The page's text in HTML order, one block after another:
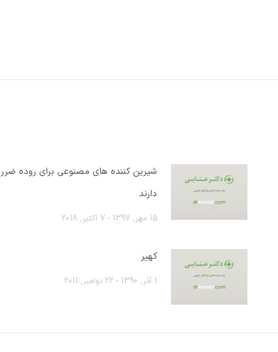
شیرین کننده های مصنوعی برای روده ضرر
دارند
15 مهر, 1397 - 7 اکتبر, 2018
کهیر
1 آذر, 1390 - 22 نوامبر, 2011